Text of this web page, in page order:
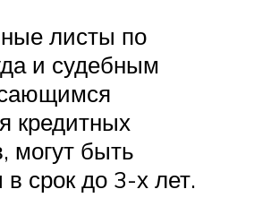
листы по
и судебным
кредитных
могут быть
срок до 3-х лет.